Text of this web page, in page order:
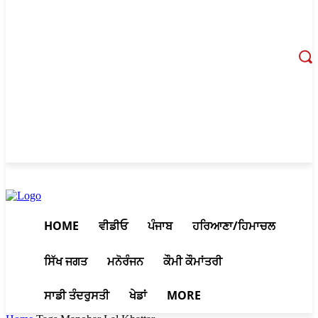
HOME ਵੀਡੀਓ ਪੰਜਾਬ ਹਰਿਆਣਾ/ਹਿਮਾਚਲ
ਸਿੱਖ ਜਗਤ ਮਨੋਰੰਜਨ ਕੌਮੀ ਕੌਮਾਂਤਰੀ
ਸਾਡੀ ਤੰਦਰੁਸਤੀ ਖੇਡਾਂ MORE